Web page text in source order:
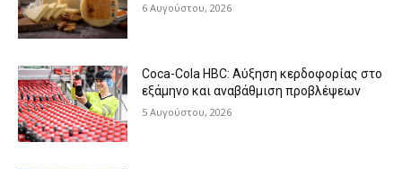
6 Αυγούστου, 2026
Coca-Cola HBC: Αύξηση κερδοφορίας στο
εξάμηνο και αναβάθμιση προβλέψεων
5 Αυγούστου, 2026